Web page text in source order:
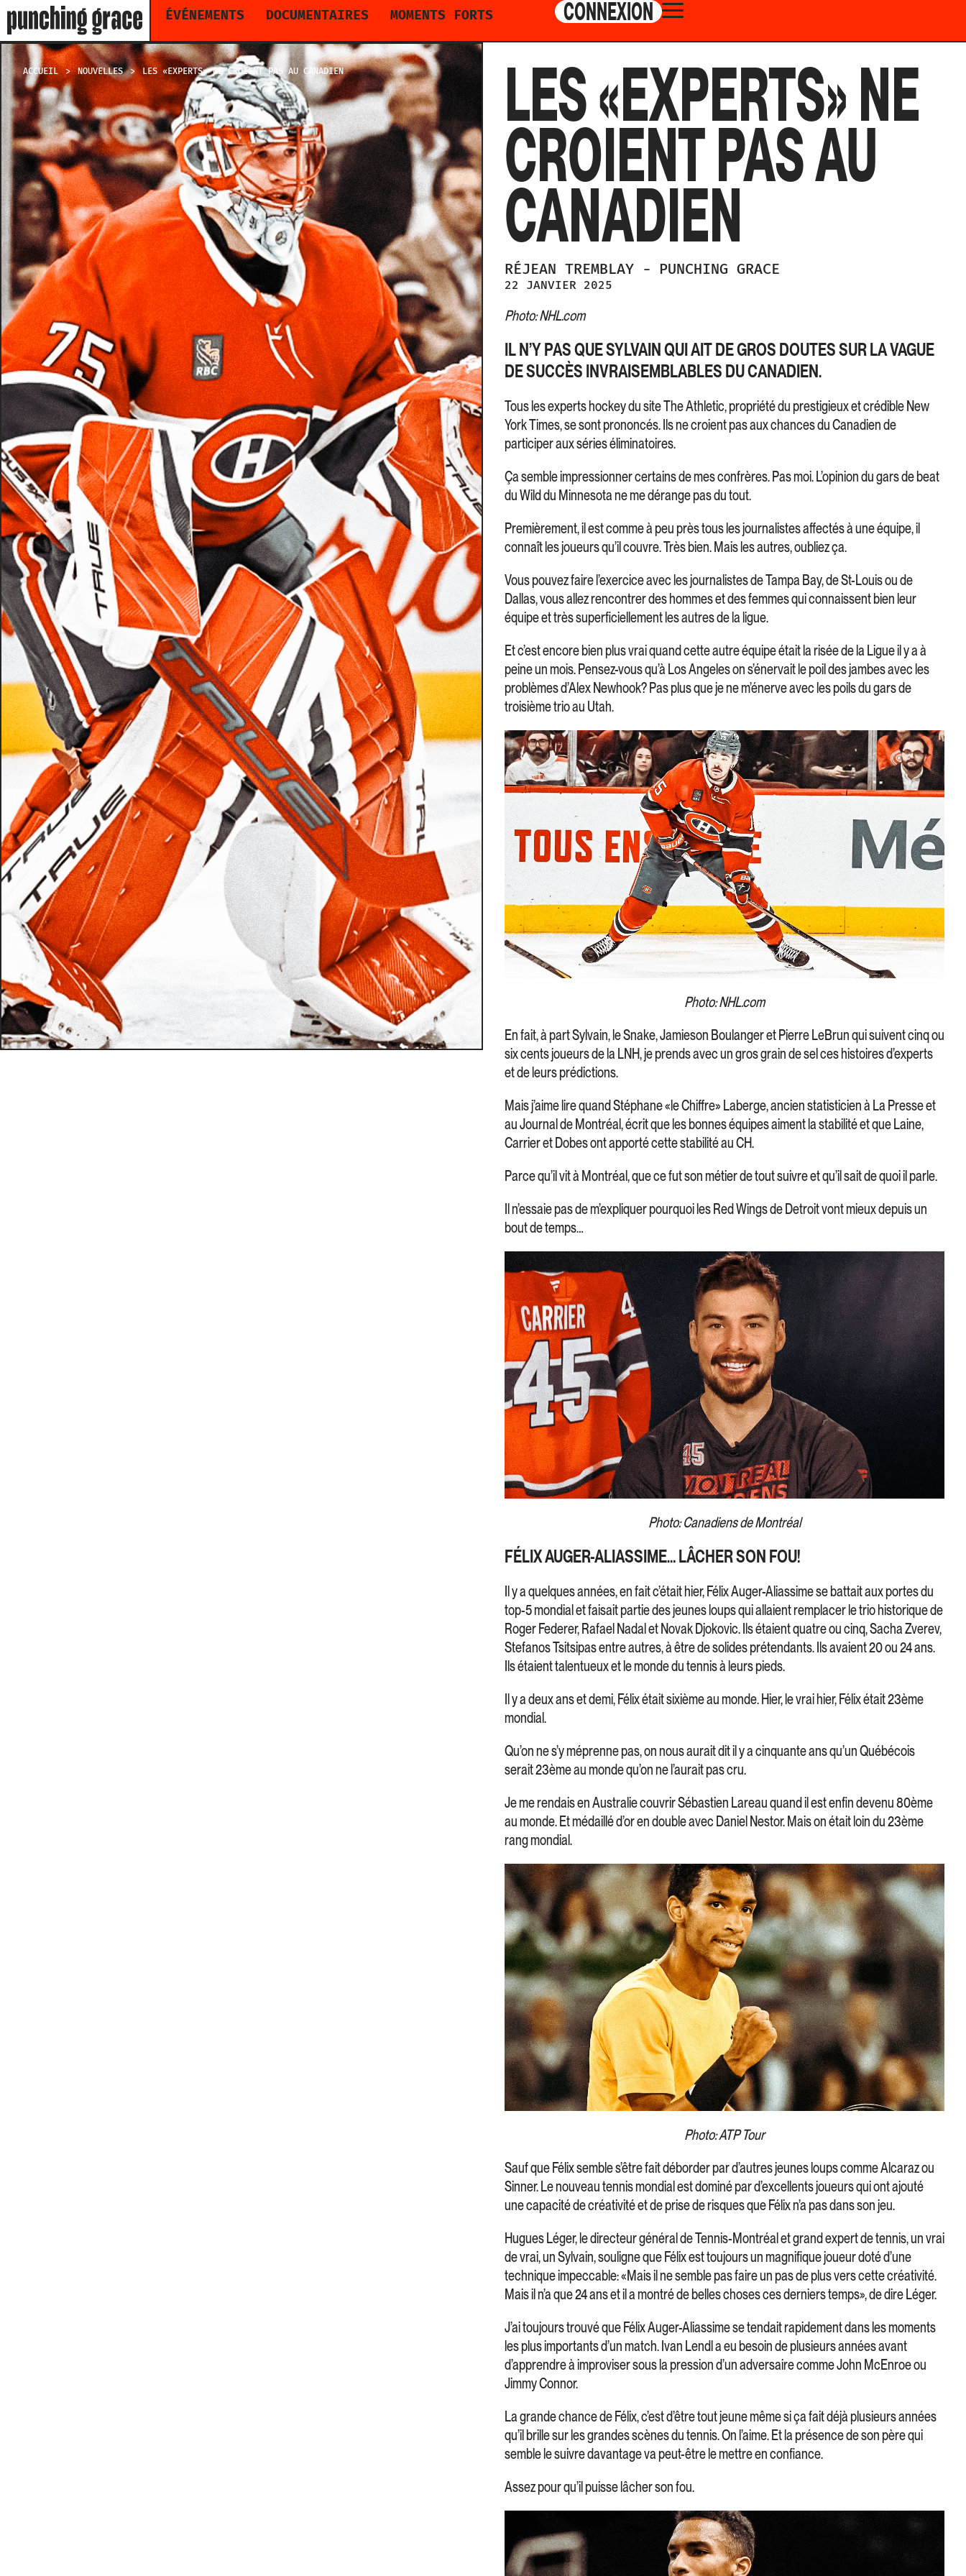
ÉVÉNEMENTS DOCUMENTAIRES MOMENTS FORTS CONNEXION
ACCUEIL NOUVELLES LES «EXPERTS» NE CROIENT PAS AU CANADIEN LES «EXPERTS» NE
CROIENT PAS AU
CANADIEN
RÉJEAN TREMBLAY - PUNCHING GRACE
22 JANVIER 2025
Photo: NHL.com
IL N’Y PAS QUE SYLVAIN QUI AIT DE GROS DOUTES SUR LA VAGUE
DE SUCCÈS INVRAISEMBLABLES DU CANADIEN.
Tous les experts hockey du site The Athletic, propriété du prestigieux et crédible New
York Times, se sont prononcés. Ils ne croient pas aux chances du Canadien de
participer aux séries éliminatoires.
Ça semble impressionner certains de mes confrères. Pas moi. L’opinion du gars de beat
du Wild du Minnesota ne me dérange pas du tout.
Premièrement, il est comme à peu près tous les journalistes affectés à une équipe, il
connaît les joueurs qu’il couvre. Très bien. Mais les autres, oubliez ça.
Vous pouvez faire l’exercice avec les journalistes de Tampa Bay, de St-Louis ou de
Dallas, vous allez rencontrer des hommes et des femmes qui connaissent bien leur
équipe et très superficiellement les autres de la ligue.
Et c’est encore bien plus vrai quand cette autre équipe était la risée de la Ligue il y a à
peine un mois. Pensez-vous qu’à Los Angeles on s’énervait le poil des jambes avec les
problèmes d’Alex Newhook? Pas plus que je ne m’énerve avec les poils du gars de
troisième trio au Utah.
Photo: NHL.com
En fait, à part Sylvain, le Snake, Jamieson Boulanger et Pierre LeBrun qui suivent cinq ou
six cents joueurs de la LNH, je prends avec un gros grain de sel ces histoires d’experts
et de leurs prédictions.
Mais j’aime lire quand Stéphane «le Chiffre» Laberge, ancien statisticien à La Presse et
au Journal de Montréal, écrit que les bonnes équipes aiment la stabilité et que Laine,
Carrier et Dobes ont apporté cette stabilité au CH.
Parce qu’il vit à Montréal, que ce fut son métier de tout suivre et qu’il sait de quoi il parle.
Il n’essaie pas de m’expliquer pourquoi les Red Wings de Detroit vont mieux depuis un
bout de temps…
Photo: Canadiens de Montréal
FÉLIX AUGER-ALIASSIME… LÂCHER SON FOU!
Il y a quelques années, en fait c’était hier, Félix Auger-Aliassime se battait aux portes du
top-5 mondial et faisait partie des jeunes loups qui allaient remplacer le trio historique de
Roger Federer, Rafael Nadal et Novak Djokovic. Ils étaient quatre ou cinq, Sacha Zverev,
Stefanos Tsitsipas entre autres, à être de solides prétendants. Ils avaient 20 ou 24 ans.
Ils étaient talentueux et le monde du tennis à leurs pieds.
Il y a deux ans et demi, Félix était sixième au monde. Hier, le vrai hier, Félix était 23ème
mondial.
Qu’on ne s’y méprenne pas, on nous aurait dit il y a cinquante ans qu’un Québécois
serait 23ème au monde qu’on ne l’aurait pas cru.
Je me rendais en Australie couvrir Sébastien Lareau quand il est enfin devenu 80ème
au monde. Et médaillé d’or en double avec Daniel Nestor. Mais on était loin du 23ème
rang mondial.
Photo: ATP Tour
Sauf que Félix semble s’être fait déborder par d’autres jeunes loups comme Alcaraz ou
Sinner. Le nouveau tennis mondial est dominé par d’excellents joueurs qui ont ajouté
une capacité de créativité et de prise de risques que Félix n’a pas dans son jeu.
Hugues Léger, le directeur général de Tennis-Montréal et grand expert de tennis, un vrai
de vrai, un Sylvain, souligne que Félix est toujours un magnifique joueur doté d’une
technique impeccable: «Mais il ne semble pas faire un pas de plus vers cette créativité.
Mais il n’a que 24 ans et il a montré de belles choses ces derniers temps», de dire Léger.
J’ai toujours trouvé que Félix Auger-Aliassime se tendait rapidement dans les moments
les plus importants d’un match. Ivan Lendl a eu besoin de plusieurs années avant
d’apprendre à improviser sous la pression d’un adversaire comme John McEnroe ou
Jimmy Connor.
La grande chance de Félix, c’est d’être tout jeune même si ça fait déjà plusieurs années
qu’il brille sur les grandes scènes du tennis. On l’aime. Et la présence de son père qui
semble le suivre davantage va peut-être le mettre en confiance.
Assez pour qu’il puisse lâcher son fou.